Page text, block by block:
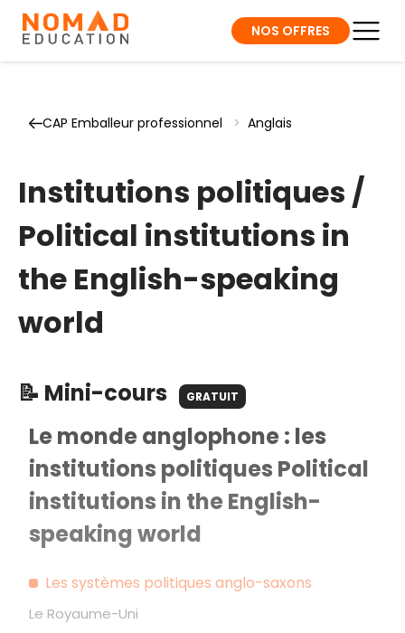
NOS OFFRES
CAP Emballeur professionnel > Anglais
Institutions politiques /
Political institutions in
the English-speaking
world
📝 Mini-cours GRATUIT
Le monde anglophone : les
institutions politiques Political
institutions in the English-
speaking world
Les systèmes politiques anglo-saxons
Le Royaume-Uni